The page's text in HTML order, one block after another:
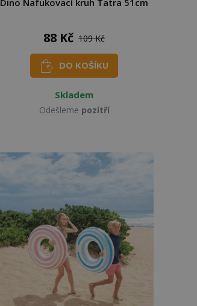
Dino Nafukovací kruh Tatra 51cm
88 Kč 109 Kč
DO KOŠÍKU
Skladem
Odešleme pozítří